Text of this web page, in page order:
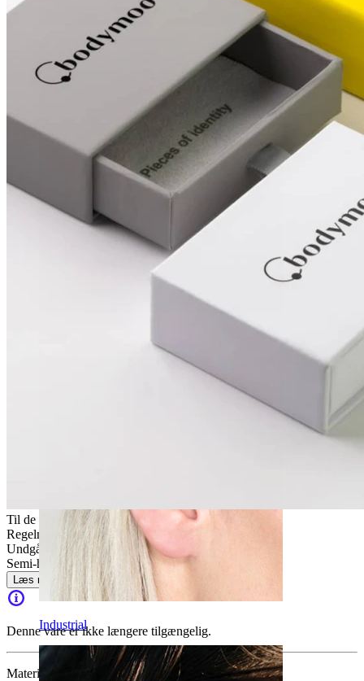
Industrial
Til de fleste hudtyper
Regelmæssig brug
Undgå vand
Semi-holdbar
Læs mere
Denne vare er ikke længere tilgængelig.
Materiale:
Kirurgisk stål / Messing